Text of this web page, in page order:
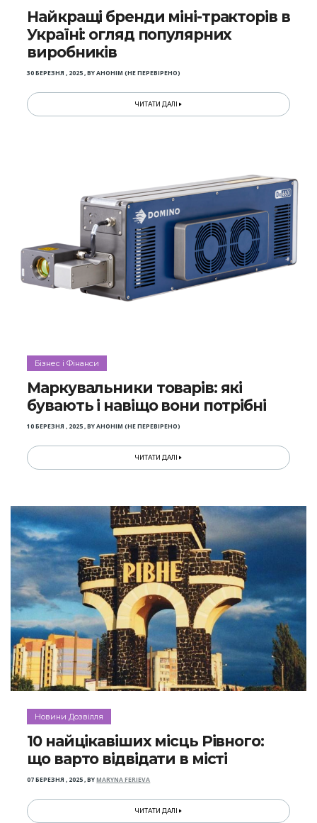
Найкращі бренди міні-тракторів в
Україні: огляд популярних
виробників
30 БЕРЕЗНЯ , 2025,BYАНОНІМ (НЕ ПЕРЕВІРЕНО)
ЧИТАТИ ДАЛІ
Бізнес і Фінанси
Маркувальники товарів: які
бувають і навіщо вони потрібні
10 БЕРЕЗНЯ , 2025,BYАНОНІМ (НЕ ПЕРЕВІРЕНО)
ЧИТАТИ ДАЛІ
Новини Дозвілля
10 найцікавіших місць Рівного:
що варто відвідати в місті
07 БЕРЕЗНЯ , 2025,BYMARYNA FERIEVA
ЧИТАТИ ДАЛІ